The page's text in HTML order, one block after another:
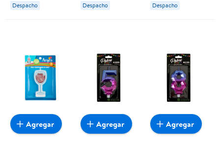
Despacho Despacho Despacho
Agregar Agregar Agregar